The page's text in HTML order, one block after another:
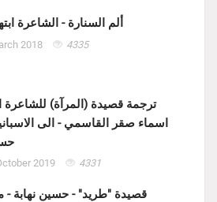
ألم السنارة - الشاعرة
2018 4335
ترجمة قصيدة (المرآة) للشاعرة
اسماء صقر القاسمي - الى
2019 4331
قصيدة "طريد" - حسين نهابة -